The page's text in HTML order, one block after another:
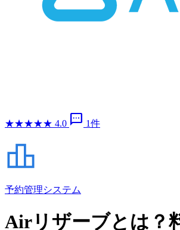
★★★★★ 4.0 sms 1件
予約管理システム
Airリザーブとは？